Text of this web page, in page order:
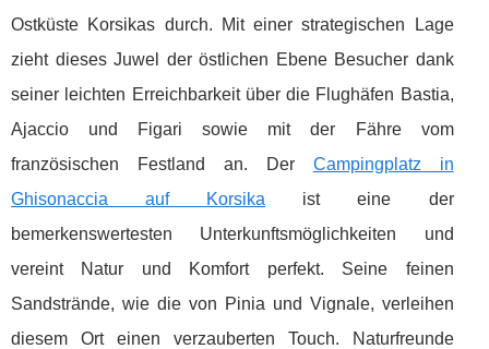
Ostküste Korsikas durch. Mit einer strategischen Lage
zieht dieses Juwel der östlichen Ebene Besucher dank
seiner leichten Erreichbarkeit über die Flughäfen Bastia,
Ajaccio und Figari sowie mit der Fähre vom
französischen Festland an. Der Campingplatz in
Ghisonaccia auf Korsika ist eine der
bemerkenswertesten Unterkunftsmöglichkeiten und
vereint Natur und Komfort perfekt. Seine feinen
Sandstrände, wie die von Pinia und Vignale, verleihen
diesem Ort einen verzauberten Touch. Naturfreunde